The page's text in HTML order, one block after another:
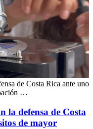
de Costa Rica ante uno
…
la defensa de Costa
de mayor